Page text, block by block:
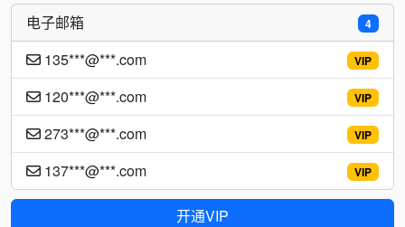
4
电子邮箱
VIP
135***@***.com
VIP
120***@***.com
VIP
273***@***.com
VIP
137***@***.com
开通VIP